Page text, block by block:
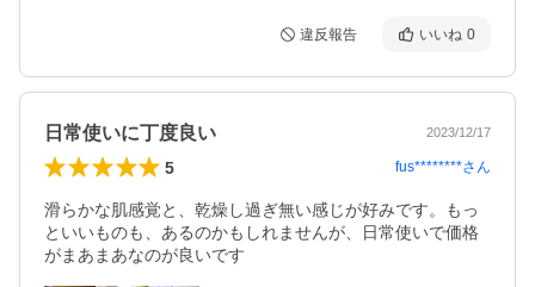
違反報告 いいね 0
日常使いに丁度良い 2023/12/17
5 fus********さん
滑らかな肌感覚と、乾燥し過ぎ無い感じが好みです。もっ
といいものも、あるのかもしれませんが、日常使いで価格
がまあまあなのが良いです